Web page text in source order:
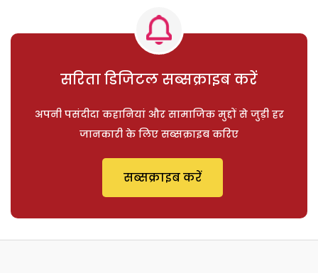
सरिता डिजिटल सब्सक्राइब करें
अपनी पसंदीदा कहानियां और सामाजिक मुद्दों से जुड़ी हर
जानकारी के लिए सब्सक्राइब करिए
सब्सक्राइब करें